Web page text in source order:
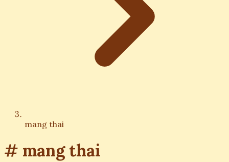
mang thai
# mang thai